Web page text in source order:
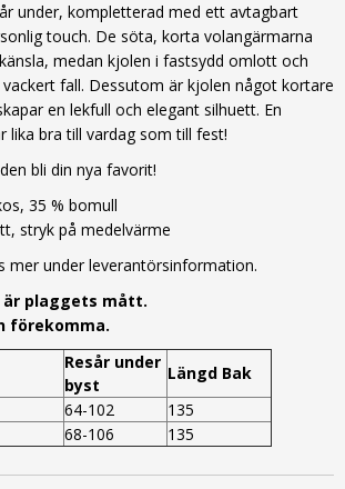
under, kompletterad med ett avtagbart
touch. De söta, korta volangärmarna
medan kjolen i fastsydd omlott och
fall. Dessutom är kjolen något kortare
en lekfull och elegant silhuett. En
lika bra till vardag som till fest!
bli din nya favorit!
35 % bomull
stryk på medelvärme
mer under leverantörsinformation.
plaggets mått.
förekomma.
Resår under
byst
Längd Bak
64-102
135
68-106 135